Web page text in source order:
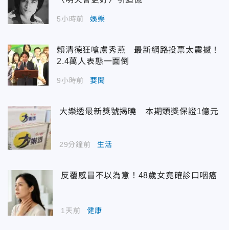
5小時前 娛樂
賴清德狂嗆盧秀燕 最新網路投票太震撼！
2.4萬人表態一面倒
9小時前 要聞
大樂透最新獎號揭曉 本期頭獎保證1億元
29分鐘前 生活
反覆感冒不以為意！48歲女竟確診口咽癌
1天前 健康